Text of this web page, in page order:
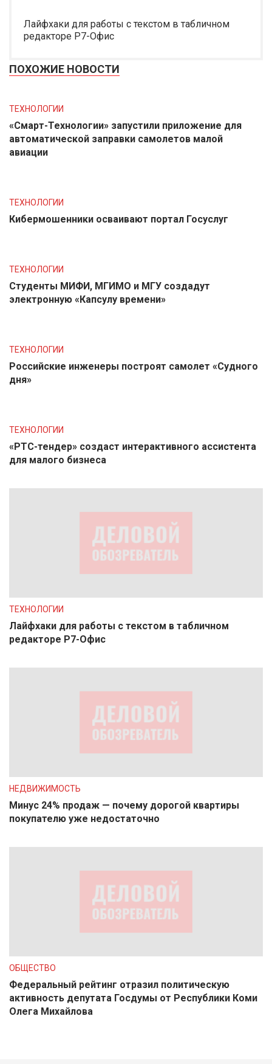
Лайфхаки для работы с текстом в табличном
редакторе Р7-Офис
ПОХОЖИЕ НОВОСТИ
ТЕХНОЛОГИИ
«Смарт-Технологии» запустили приложение для
автоматической заправки самолетов малой
авиации
ТЕХНОЛОГИИ
Кибермошенники осваивают портал Госуслуг
ТЕХНОЛОГИИ
Студенты МИФИ, МГИМО и МГУ создадут
электронную «Капсулу времени»
ТЕХНОЛОГИИ
Российские инженеры построят самолет «Судного
дня»
ТЕХНОЛОГИИ
«РТС-тендер» создаст интерактивного ассистента
для малого бизнеса
ТЕХНОЛОГИИ
Лайфхаки для работы с текстом в табличном
редакторе Р7-Офис
НЕДВИЖИМОСТЬ
Минус 24% продаж — почему дорогой квартиры
покупателю уже недостаточно
ОБЩЕСТВО
Федеральный рейтинг отразил политическую
активность депутата Госдумы от Республики Коми
Олега Михайлова